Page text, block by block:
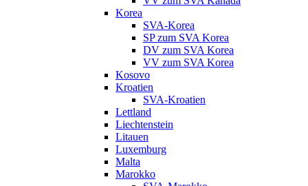
Korea
SVA-Korea
SP zum SVA Korea
DV zum SVA Korea
VV zum SVA Korea
Kosovo
Kroatien
SVA-Kroatien
Lettland
Liechtenstein
Litauen
Luxemburg
Malta
Marokko